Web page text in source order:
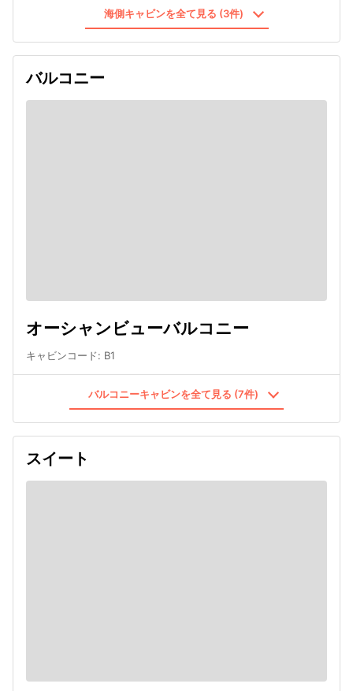
海側キャビンを全て見る (3件)
バルコニー
オーシャンビューバルコニー
キャビンコード: B1
バルコニーキャビンを全て見る (7件)
スイート